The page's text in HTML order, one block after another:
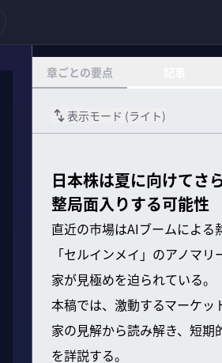
章ごとの要点
表示モード (ライト)
日本株は夏に向けてさ
整局面入りする可能性
直近の市場はAIブームによる
「セルインメイ」のアノマ
家が見極めを迫られている。
本稿では、激動するマーケ
家の見解から読み解き、短
を詳説する。